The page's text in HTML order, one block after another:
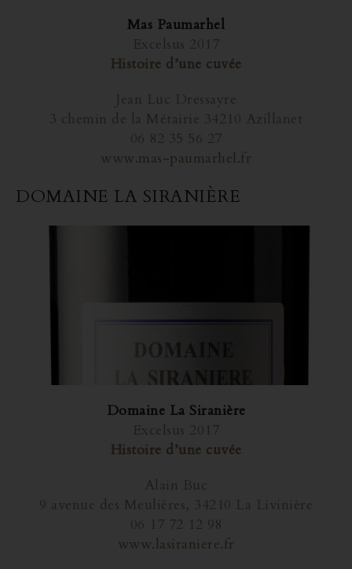
Mas Paumarhel
Excelsus 2017
Histoire d’une cuvée
Jean Luc Dressayre
3 chemin de la Métairie 34210 Azillanet
06 82 35 56 27
www.mas-paumarhel.fr
DOMAINE LA SIRANIÈRE
Domaine La Siranière
Excelsus 2017
Histoire d’une cuvée
Alain Buc
9 avenue des Meulières, 34210 La Livinière
06 17 72 12 98
www.lasiraniere.fr